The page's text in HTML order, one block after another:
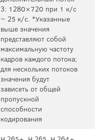
3: 1280×720 при 1 к/с
~ 25 к/с. *Указанные
выше значения
представляют собой
максимальную частоту
кадров каждого потока;
для нескольких потоков
значения будут
зависеть от общей
пропускной
способности
кодирования